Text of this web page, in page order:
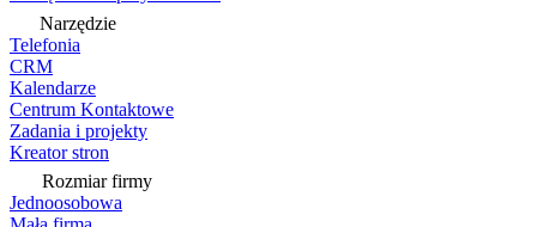
Narzędzie
Telefonia
CRM
Kalendarze
Centrum Kontaktowe
Zadania i projekty
Kreator stron
Rozmiar firmy
Jednoosobowa